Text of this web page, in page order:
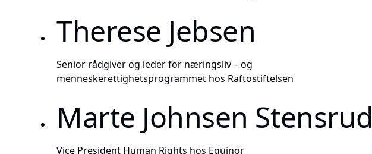
Therese Jebsen
Senior rådgiver og leder for næringsliv – og
menneskerettighetsprogrammet hos Raftostiftelsen
Marte Johnsen Stensrud
Vice President Human Rights hos Equinor